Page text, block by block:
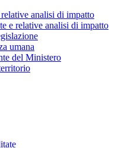
analisi di impatto
e relative analisi di impatto
umana
del Ministero